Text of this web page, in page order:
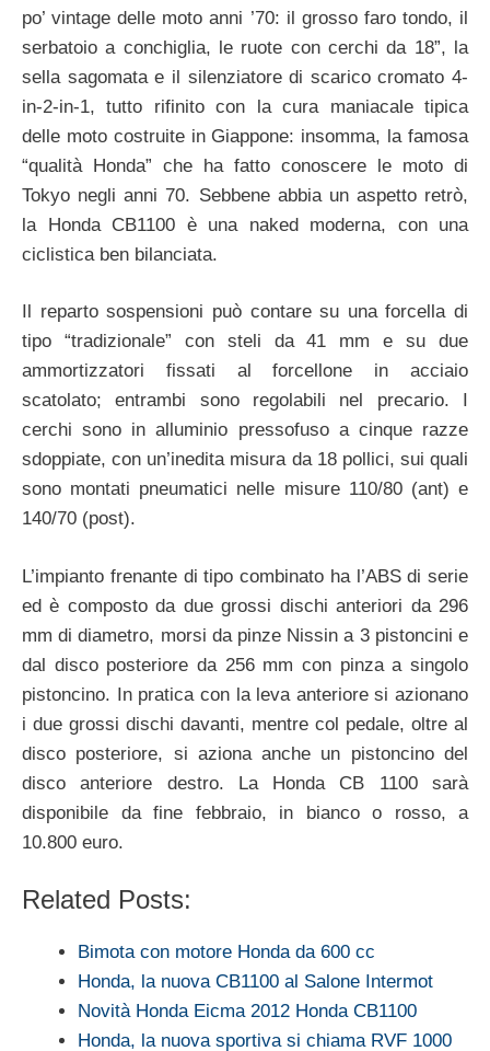
po’ vintage delle moto anni ’70: il grosso faro tondo, il
serbatoio a conchiglia, le ruote con cerchi da 18”, la
sella sagomata e il silenziatore di scarico cromato 4-
in-2-in-1, tutto rifinito con la cura maniacale tipica
delle moto costruite in Giappone: insomma, la famosa
“qualità Honda” che ha fatto conoscere le moto di
Tokyo negli anni 70. Sebbene abbia un aspetto retrò,
la Honda CB1100 è una naked moderna, con una
ciclistica ben bilanciata.
Il reparto sospensioni può contare su una forcella di
tipo “tradizionale” con steli da 41 mm e su due
ammortizzatori fissati al forcellone in acciaio
scatolato; entrambi sono regolabili nel precario. I
cerchi sono in alluminio pressofuso a cinque razze
sdoppiate, con un’inedita misura da 18 pollici, sui quali
sono montati pneumatici nelle misure 110/80 (ant) e
140/70 (post).
L’impianto frenante di tipo combinato ha l’ABS di serie
ed è composto da due grossi dischi anteriori da 296
mm di diametro, morsi da pinze Nissin a 3 pistoncini e
dal disco posteriore da 256 mm con pinza a singolo
pistoncino. In pratica con la leva anteriore si azionano
i due grossi dischi davanti, mentre col pedale, oltre al
disco posteriore, si aziona anche un pistoncino del
disco anteriore destro. La Honda CB 1100 sarà
disponibile da fine febbraio, in bianco o rosso, a
10.800 euro.
Related Posts:
Bimota con motore Honda da 600 cc
Honda, la nuova CB1100 al Salone Intermot
Novità Honda Eicma 2012 Honda CB1100
Honda, la nuova sportiva si chiama RVF 1000